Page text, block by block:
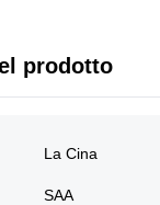
prodotto
La Cina
SAA